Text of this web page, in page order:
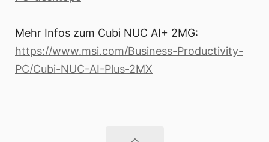
Mehr Infos zum Cubi NUC AI+ 2MG:
https://www.msi.com/Business-Productivity-
PC/Cubi-NUC-AI-Plus-2MX